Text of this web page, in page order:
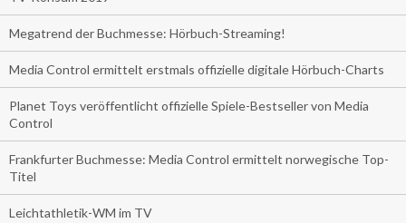
Megatrend der Buchmesse: Hörbuch-Streaming!
Media Control ermittelt erstmals offizielle digitale Hörbuch-Charts
Planet Toys veröffentlicht offizielle Spiele-Bestseller von Media
Control
Frankfurter Buchmesse: Media Control ermittelt norwegische Top-
Titel
Leichtathletik-WM im TV